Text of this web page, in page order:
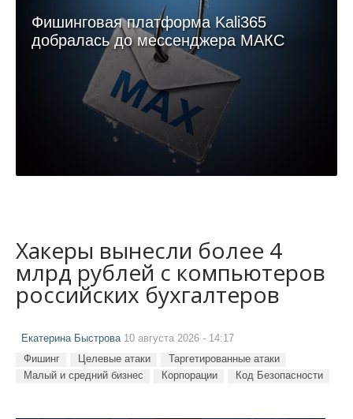
Фишинговая платформа Kali365
добралась до мессенджера МАКС
Хакеры вынесли более 4
млрд рублей с компьютеров
российских бухгалтеров
Екатерина Быстрова10 августа 2026 - 14:17
Фишинг Целевые атаки
Таргетированные атаки
Малый и средний бизнес
Корпорации Код Безопасности